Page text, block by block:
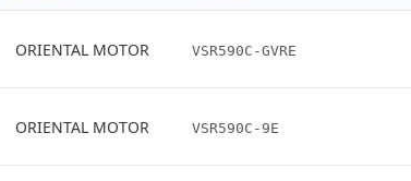
ORIENTAL MOTOR VSR590C-GVRE
ORIENTAL MOTOR VSR590C-9E